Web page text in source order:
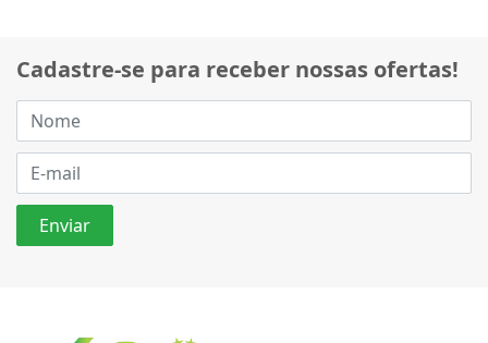
Cadastre-se para receber nossas ofertas!